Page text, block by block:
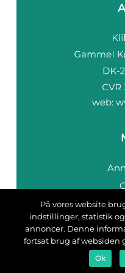
web:
På vores website
indstillinger, statistik
annoncer. Denne
fortsat brug af
Ok